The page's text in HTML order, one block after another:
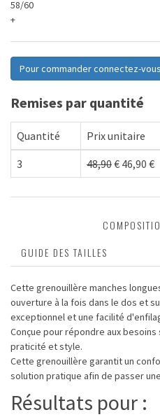
58/60
+
Pour commander connectez-vous
Remises par quantité
Quantité Prix unitaire
3
48,90€ 46,90 €
GUIDE DES TAILLES
Cette grenouillère manches
ouverture à la fois dans le dos et
exceptionnel et une facilité
Conçue pour répondre aux
praticité et style.
Cette grenouillère garantit un
solution pratique afin de passer
Résultats pour :